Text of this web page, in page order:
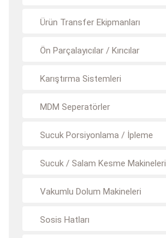
Ürün Transfer Ekipmanları
Ön Parçalayıcılar / Kırıcılar
Karıştırma Sistemleri
MDM Seperatörler
Sucuk Porsiyonlama / İpleme
Sucuk / Salam Kesme Makineleri
Vakumlu Dolum Makineleri
Sosis Hatları